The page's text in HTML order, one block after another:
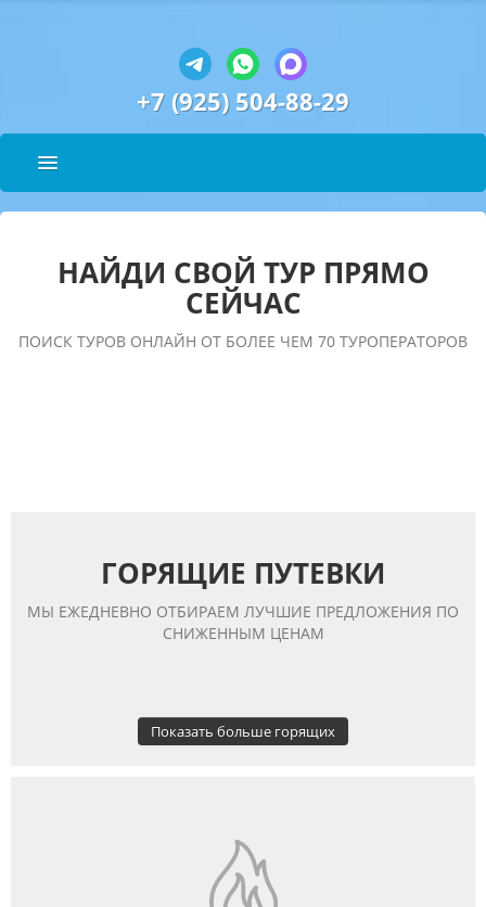
+7 (925) 504-88-29
НАЙДИ СВОЙ ТУР ПРЯМО
СЕЙЧАС
ПОИСК ТУРОВ ОНЛАЙН ОТ БОЛЕЕ ЧЕМ 70 ТУРОПЕРАТОРОВ
ГОРЯЩИЕ ПУТЕВКИ
МЫ ЕЖЕДНЕВНО ОТБИРАЕМ ЛУЧШИЕ ПРЕДЛОЖЕНИЯ ПО
СНИЖЕННЫМ ЦЕНАМ
Показать больше горящих